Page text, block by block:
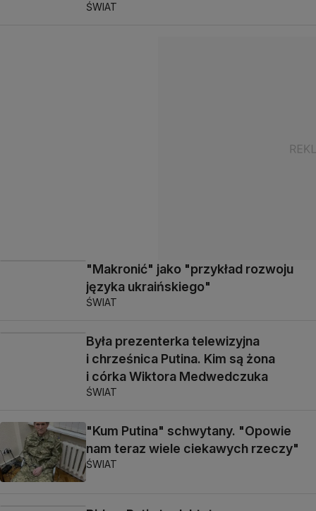
ŚWIAT
"Makronić" jako "przykład rozwoju
języka ukraińskiego"
ŚWIAT
Była prezenterka telewizyjna
i chrześnica Putina. Kim są żona
i córka Wiktora Medwedczuka
ŚWIAT
"Kum Putina" schwytany. "Opowie
nam teraz wiele ciekawych rzeczy"
ŚWIAT